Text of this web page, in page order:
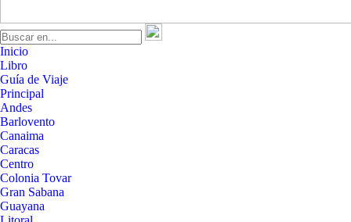
Inicio
Libro
Guía de Viaje
Principal
Andes
Barlovento
Canaima
Caracas
Centro
Colonia Tovar
Gran Sabana
Guayana